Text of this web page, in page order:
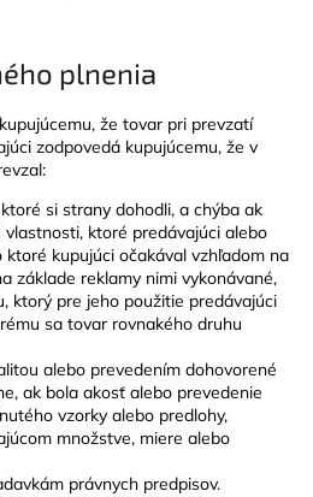
plnenia
že tovar pri prevzatí
zodpovedá kupujúcemu, že v
si strany dohodli, a chýba ak
ktoré predávajúci alebo
ktoré kupujúci očakával vzhľadom na
základe reklamy nimi vykonávané,
ktorý pre jeho použitie predávajúci
sa tovar rovnakého druhu
alebo prevedením dohovorené
ak bola akosť alebo prevedenie
vzorky alebo predlohy,
množstve, miere alebo
právnych predpisov.